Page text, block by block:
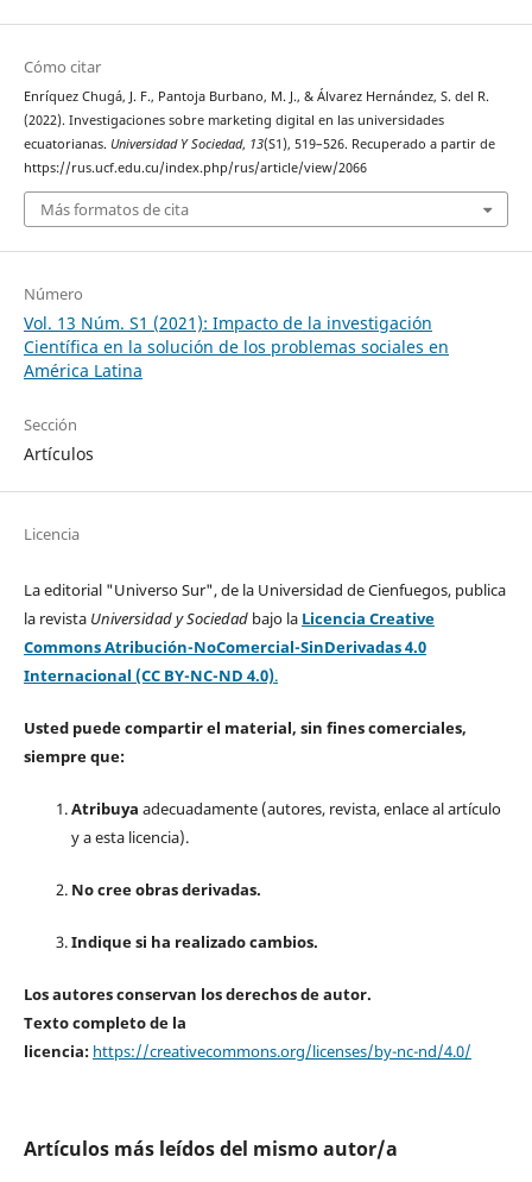
Cómo citar
Enríquez Chugá, J. F., Pantoja Burbano, M. J., & Álvarez Hernández, S. del R.
(2022). Investigaciones sobre marketing digital en las universidades
ecuatorianas. Universidad Y Sociedad, 13(S1), 519–526. Recuperado a partir de
https://rus.ucf.edu.cu/index.php/rus/article/view/2066
Más formatos de cita
Número
Vol. 13 Núm. S1 (2021): Impacto de la investigación
Científica en la solución de los problemas sociales en
América Latina
Sección
Artículos
Licencia
La editorial "Universo Sur", de la Universidad de Cienfuegos, publica
la revista Universidad y Sociedad bajo la Licencia Creative
Commons Atribución-NoComercial-SinDerivadas 4.0
Internacional (CC BY-NC-ND 4.0).
Usted puede compartir el material, sin fines comerciales,
siempre que:
Atribuya adecuadamente (autores, revista, enlace al artículo
y a esta licencia).
No cree obras derivadas.
Indique si ha realizado cambios.
Los autores conservan los derechos de autor.
Texto completo de la
licencia: https://creativecommons.org/licenses/by-nc-nd/4.0/
Artículos más leídos del mismo autor/a